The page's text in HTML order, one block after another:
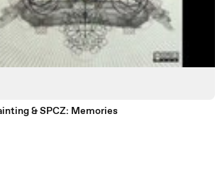
& SPCZ: Memories